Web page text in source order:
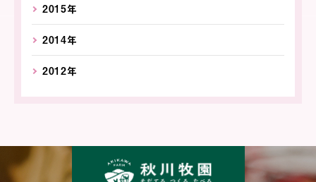
2015年
2014年
2012年